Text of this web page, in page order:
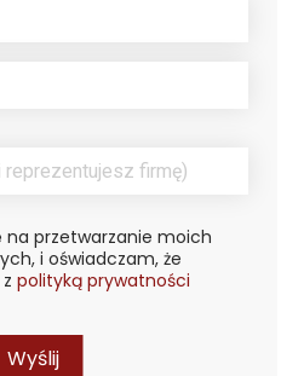
na przetwarzanie moich
i oświadczam, że
polityką prywatności
Wyślij